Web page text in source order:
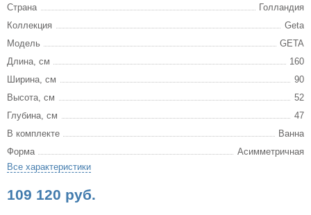
Страна
Голландия
Коллекция
Geta
Модель
GETA
Длина, см
160
Ширина, см
90
Высота, см
52
Глубина, см
47
В комплекте
Ванна
Форма
Асимметричная
Все характеристики
109 120 руб.